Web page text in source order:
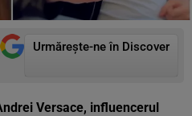
Urmărește-ne în Discover
Versace, influencerul